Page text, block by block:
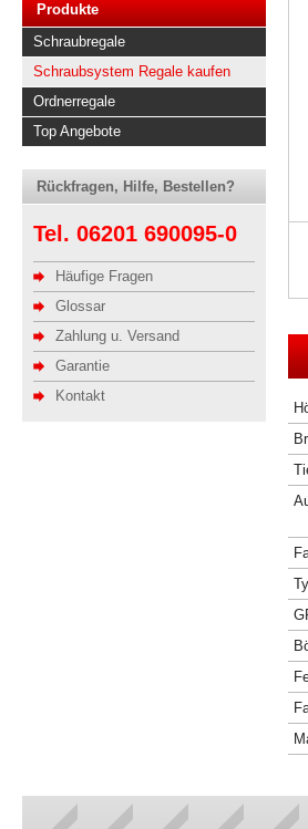
Produkte
Schraubregale
Schraubsystem Regale kaufen
Ordnerregale
Top Angebote
Rückfragen, Hilfe, Bestellen?
Tel. 06201 690095-0
Häufige Fragen
Glossar
Zahlung u. Versand
Garantie
Kontakt